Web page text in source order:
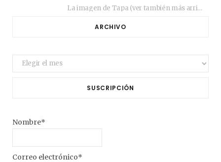
La imagen de Tapa (ver también más arriba) fue compuesta en estos días de febrero…
ARCHIVO
Archivo
SUSCRIPCIÓN
Nombre*
Correo electrónico*